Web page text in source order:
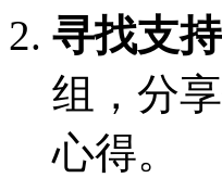
寻找支持
组，分
心得。